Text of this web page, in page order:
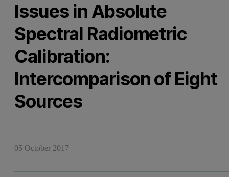
Issues in Absolute
Spectral Radiometric
Calibration:
Intercomparison of Eight
Sources
05 October 2017